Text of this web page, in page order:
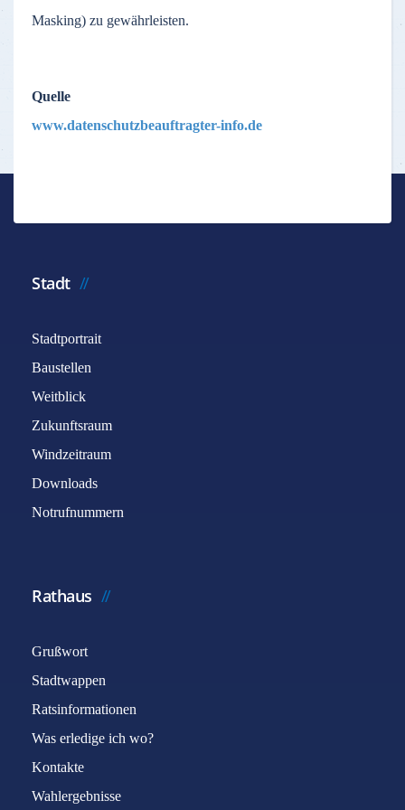
Masking) zu gewährleisten.
Quelle
www.datenschutzbeauftragter-info.de
Stadt
Stadtportrait
Baustellen
Weitblick
Zukunftsraum
Windzeitraum
Downloads
Notrufnummern
Rathaus
Grußwort
Stadtwappen
Ratsinformationen
Was erledige ich wo?
Kontakte
Wahlergebnisse